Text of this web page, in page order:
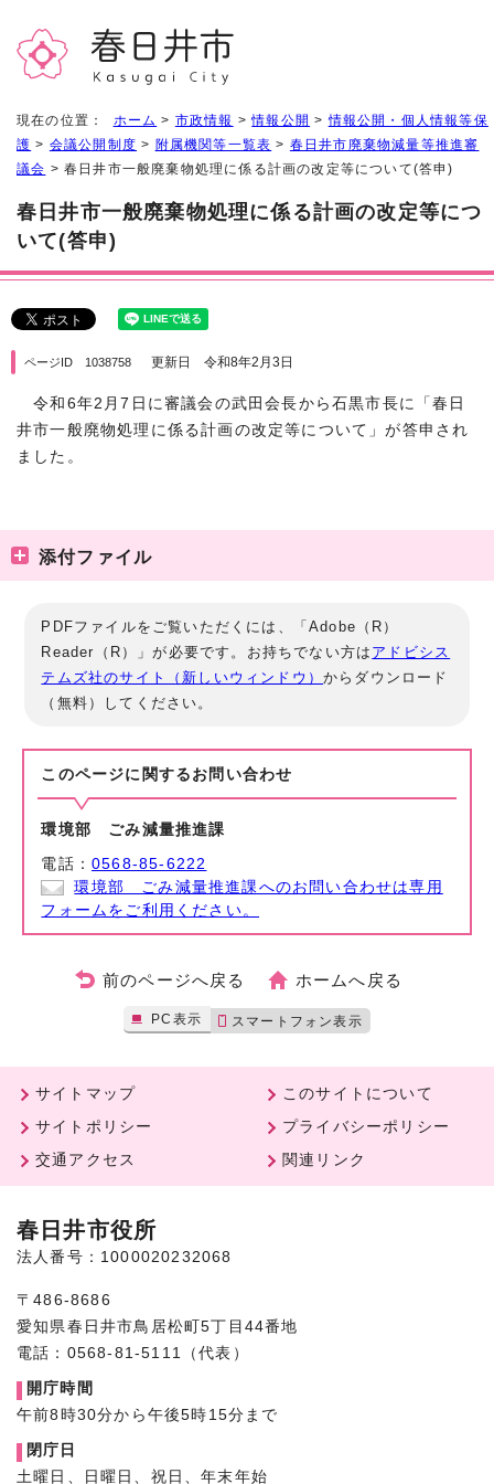
現在の位置： ホーム > 市政情報 >情報公開 >情報公開・個人情報等保
護 > 会議公開制度 > 附属機関等一覧表 > 春日井市廃棄物減量等推進審
議会 > 春日井市一般廃棄物処理に係る計画の改定等について(答申)
春日井市一般廃棄物処理に係る計画の改定等につ
いて(答申)
ページID 1038758 更新日 令和8年2月3日
令和6年2月7日に審議会の武田会長から石黒市長に「春日
井市一般廃物処理に係る計画の改定等について」が答申され
ました。
添付ファイル
PDFファイルをご覧いただくには、「Adobe（R）
Reader（R）」が必要です。お持ちでない方は アドビシス
テムズ社のサイト（新しいウィンドウ）からダウンロード
（無料）してください。
このページに関する お問い合わせ
環境部 ごみ減量推進課
電話：0568-85-6222
環境部 ごみ減量推進課へのお問い合わせは専用
フォームをご利用ください。
前のページへ戻る ホームへ戻る
PC表示 スマートフォン表示
サイトマップ
このサイトについて
サイトポリシー
プライバシーポリシー
交通アクセス
関連リンク
春日井市役所
法人番号：1000020232068
〒486-8686
愛知県春日井市鳥居松町5丁目44番地
電話：0568-81-5111（代表）
開庁時間
午前8時30分から午後5時15分まで
閉庁日
土曜日、日曜日、祝日、年末年始